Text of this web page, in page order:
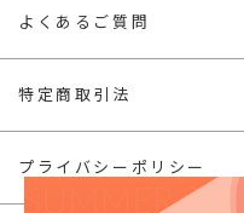
よくあるご質問
特定商取引法
プライバシーポリシー